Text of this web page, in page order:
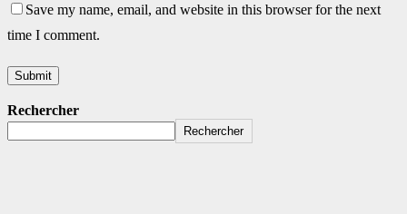
Save my name, email, and website in this browser for the next
time I comment.
Rechercher
Rechercher